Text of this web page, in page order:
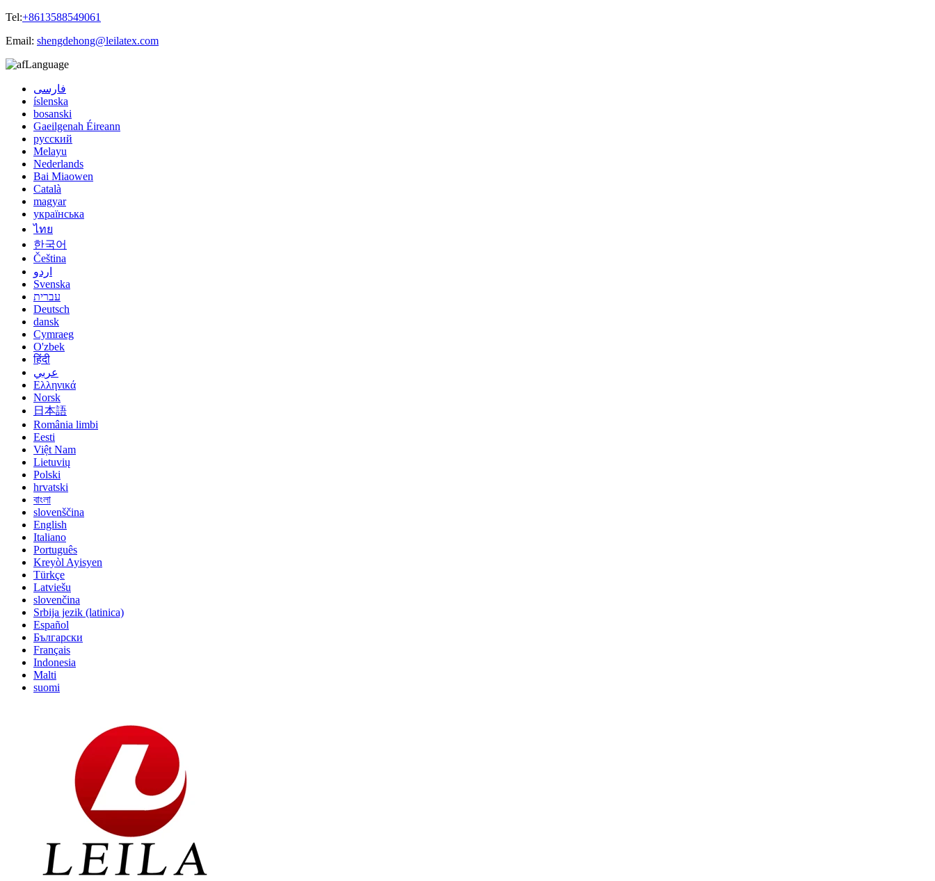
Tel:+8613588549061
Email: shengdehong@leilatex.com
Language
فارسی
íslenska
bosanski
Gaeilgenah Éireann
русский
Melayu
Nederlands
Bai Miaowen
Català
magyar
українська
ไทย
한국어
Čeština
اردو
Svenska
עברית
Deutsch
dansk
Cymraeg
O'zbek
हिंदी
عربي
Ελληνικά
Norsk
日本語
România limbi
Eesti
Việt Nam
Lietuvių
Polski
hrvatski
বাংলা
slovenščina
English
Italiano
Português
Kreyòl Ayisyen
Türkçe
Latviešu
slovenčina
Srbija jezik (latinica)
Español
Български
Français
Indonesia
Malti
suomi